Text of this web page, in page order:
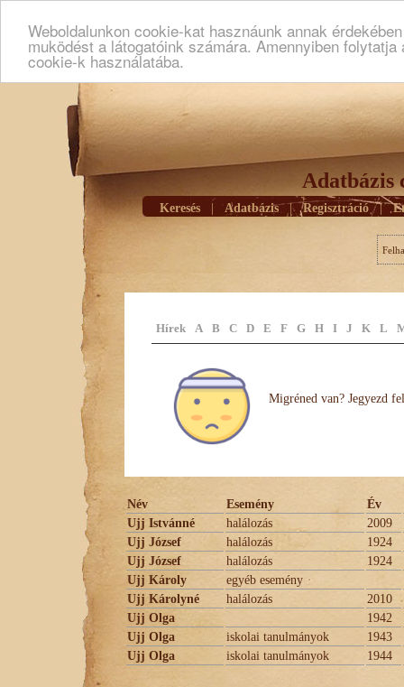
Weboldalunkon cookie-kat hasznáunk annak
muködést a látogatóink számára. Amennyiben
cookie-k használatába.
Adatbázis
Keresés Adatbázis | Regisztráció |
Hírek A B C D E F G H I J K L
Migréned van? Jegyezd
Név Esemény
Év
Ujj Istvánné
halálozás
2009
Ujj József
halálozás
1924
Ujj József
halálozás
1924
Ujj Károly
egyéb esemény
Ujj Károlyné
halálozás
2010
Ujj Olga
1942
Ujj Olga
iskolai tanulmányok
1943
Ujj Olga
iskolai tanulmányok 1944